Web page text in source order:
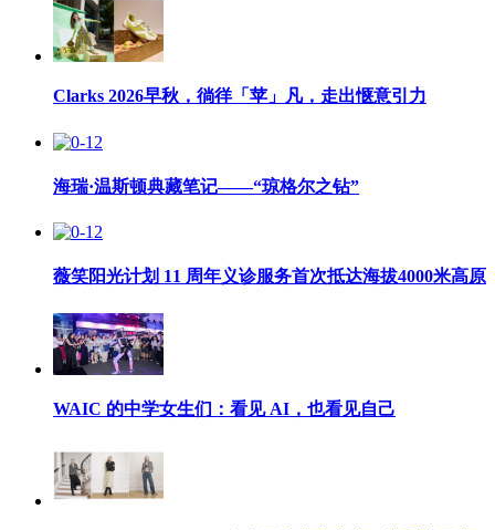
Clarks 2026早秋，徜徉「苹」凡，走出惬意引力
海瑞·温斯顿典藏笔记——“琼格尔之钻”
薇笑阳光计划 11 周年义诊服务首次抵达海拔4000米高原
WAIC 的中学女生们：看见 AI，也看见自己